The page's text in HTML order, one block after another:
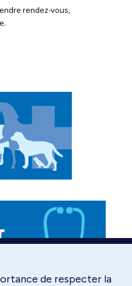
rendez-vous,
de respecter la